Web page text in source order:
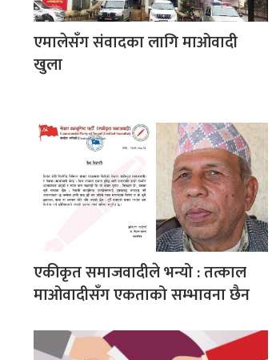
एमालेसँग संवादका लागि माओवादी
खुला
एकीकृत समाजवादीले भन्यो : तत्काल
माओवादीसँग एकताको सम्भावना छैन